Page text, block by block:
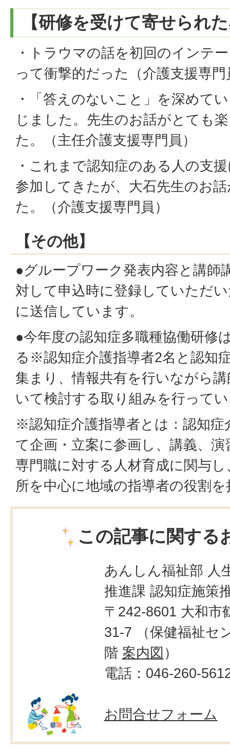
【研修を受けて寄せられ
・トラウマの話を初回のインテ
って衝撃的だった（介護支援専門
・「答えのないこと」を深めて
じました。先生のお話がとても
た。（主任介護支援専門員）
・これまで認知症のある人の支
参加してきたが、大石先生のお
た。（介護支援専門員）
【その他】
●グループワーク発表内容と講師
対して申込時に登録していただ
に送信しています。
●今年度の認知症多職種協働研修
る※認知症介護指導者2名と認知
集まり、情報共有を行いながら
いて検討する取り組みを行って
※認知症介護指導者とは：認知症
て企画・立案に参画し、講義、
専門職に対する人材育成に関与
所を中心に地域の指導者の役割を
この記事に関する
あんしん福祉部 人
推進課 認知症施策
〒242-8601 大和市
31-7 （保健福祉セ
階 案内図 ）
電話：046-260-
お問合せフォーム